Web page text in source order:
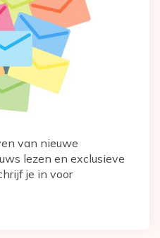
van nieuwe
lezen en exclusieve
je in voor